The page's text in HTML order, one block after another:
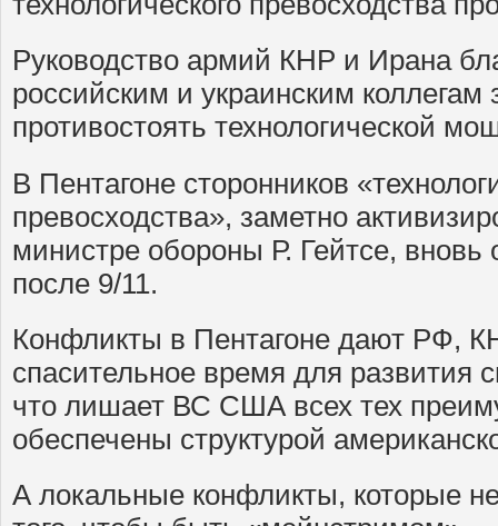
Руководство армий КНР и Ирана
российским и украинским коллегам
противостоять технологической
В Пентагоне сторонников
превосходства», заметно
министре обороны Р. Гейтсе, вновь
после 9/11.
Конфликты в Пентагоне дают РФ,
спасительное время для развития
что лишает ВС США всех тех
обеспечены структурой
А локальные конфликты, которые